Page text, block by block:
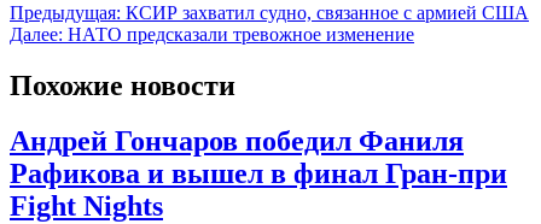
Предыдущая: КСИР захватил судно, связанное с армией США
Далее: НАТО предсказали тревожное изменение
Похожие новости
Андрей Гончаров победил Фаниля
Рафикова и вышел в финал Гран-при
Fight Nights